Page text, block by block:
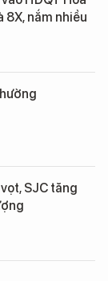
nắm nhiều
SJC tăng